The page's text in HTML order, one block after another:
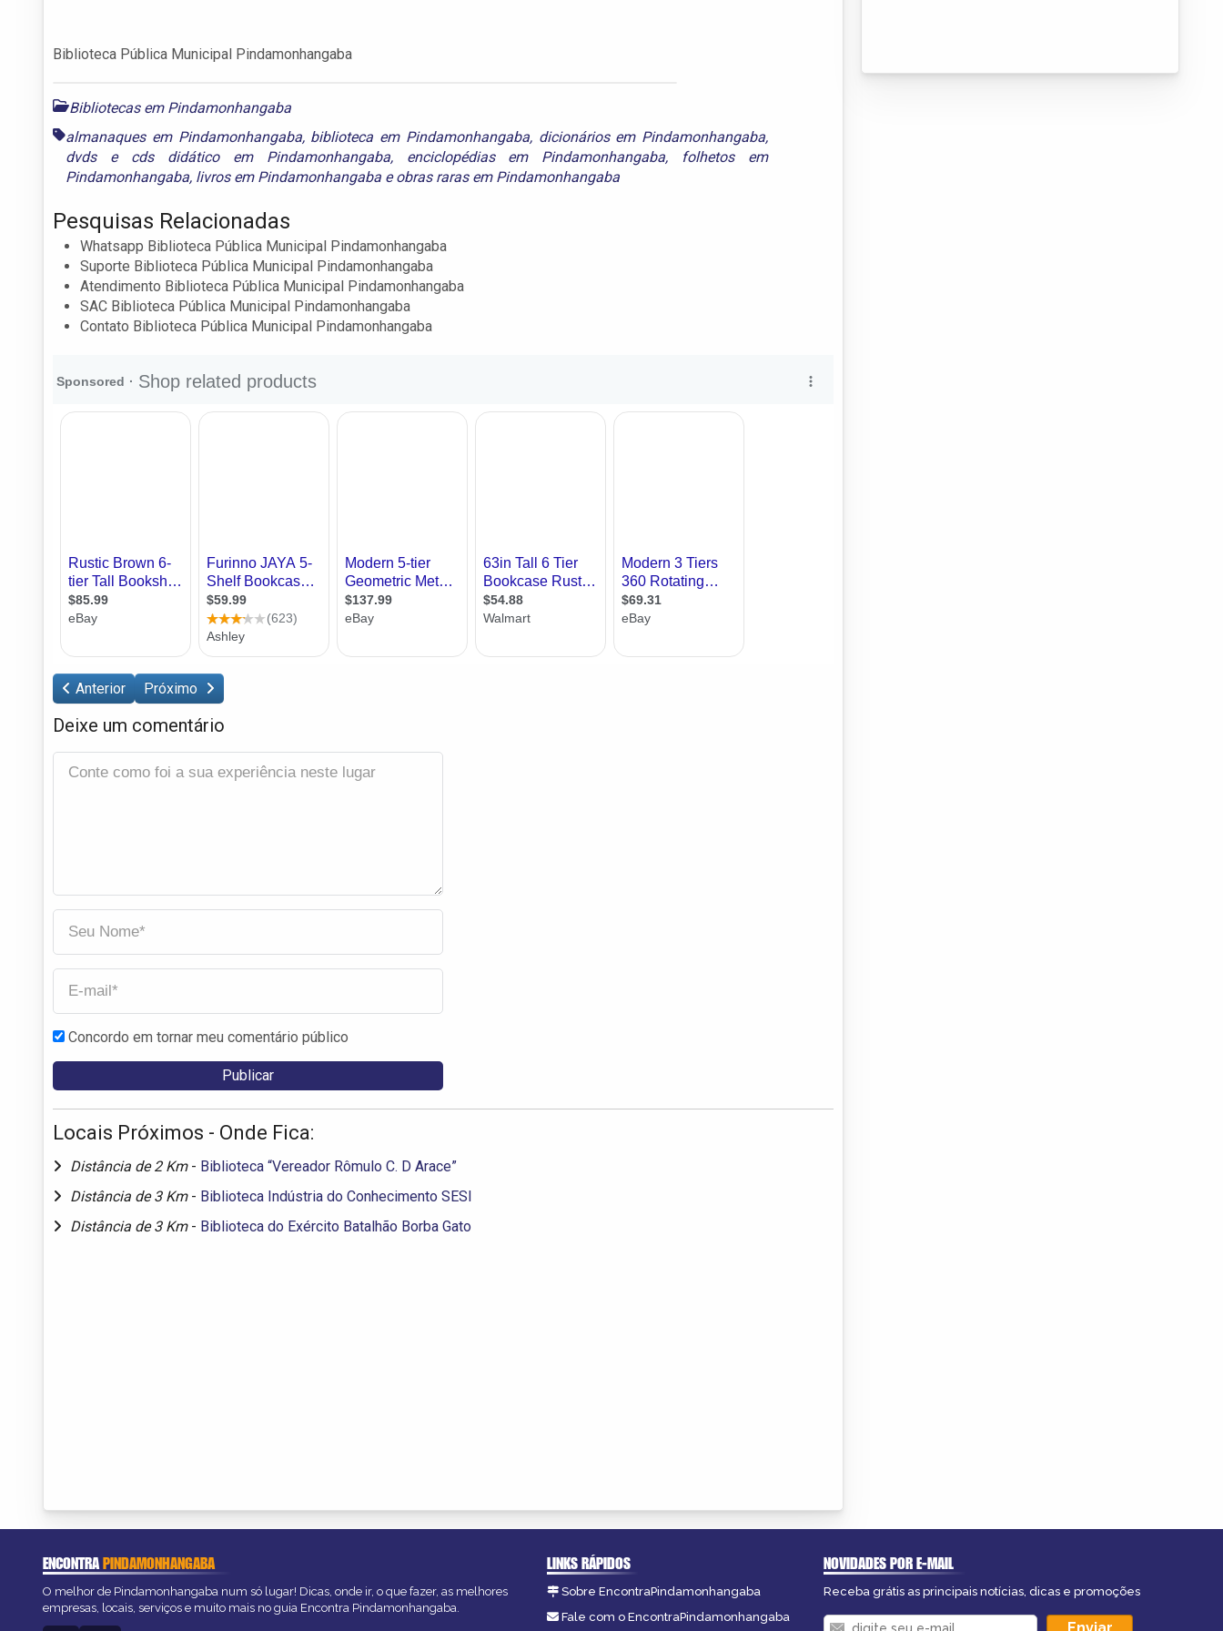
Biblioteca Pública Municipal Pindamonhangaba
Bibliotecas em Pindamonhangaba
almanaques em Pindamonhangaba, biblioteca em Pindamonhangaba, dicionários em Pindamonhangaba,
dvds e cds didático em Pindamonhangaba, enciclopédias em Pindamonhangaba, folhetos em
Pindamonhangaba, livros em Pindamonhangaba eobras raras em Pindamonhangaba
Pesquisas Relacionadas
Whatsapp Biblioteca Pública Municipal Pindamonhangaba
Suporte Biblioteca Pública Municipal Pindamonhangaba
Atendimento Biblioteca Pública Municipal Pindamonhangaba
SAC Biblioteca Pública Municipal Pindamonhangaba
Contato Biblioteca Pública Municipal Pindamonhangaba
Anterior Próximo
Deixe um comentário
Concordo em tornar meu comentário público
Locais Próximos - Onde Fica:
Distância de 2 Km - Biblioteca “Vereador Rômulo C. D Arace”
Distância de 3 Km - Biblioteca Indústria do Conhecimento SESI
Distância de 3 Km - Biblioteca do Exército Batalhão Borba Gato
ENCONTRAPINDAMONHANGABA
O melhor de Pindamonhangaba num só lugar! Dicas, onde ir, o que fazer, as melhores
empresas, locais, serviços e muito mais no guia Encontra Pindamonhangaba.
LINKS RÁPIDOS
Sobre EncontraPindamonhangaba
Fale com o EncontraPindamonhangaba
NOVIDADES POR E-MAIL
Receba grátis as principais notícias, dicas e promoções